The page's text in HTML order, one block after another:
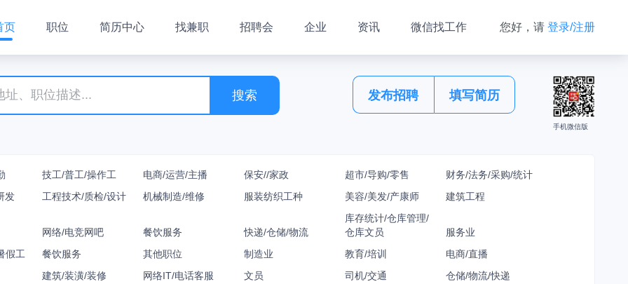
页 职位 简历中心 找兼职 招聘会 企业 资讯 微信找工作 您好，请 登录/注册
搜索 发布招聘 填写简历
手机微信版
技工/普工/操作工 电商/运营/主播 保安//家政 超市/导购/零售
财务/法务/采购/统计
发
工程技术/质检/设计 机械制造/维修 服装纺织工种 美容/美发/产康师 建筑工程
网络/电竞网吧 餐饮服务 快递/仓储/物流
库存统计/仓库管理/
仓库文员
服务业
假工
餐饮服务 其他职位 制造业 教育/培训
电商/直播
建筑/装潢/装修
网络IT/电话客服 文员 司机/交通
仓储/物流/快递